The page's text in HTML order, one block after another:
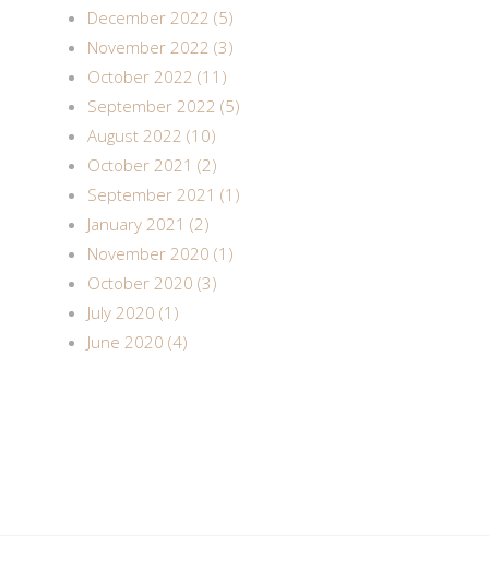
December 2022 (5)
November 2022 (3)
October 2022 (11)
September 2022 (5)
August 2022 (10)
October 2021 (2)
September 2021 (1)
January 2021 (2)
November 2020 (1)
October 2020 (3)
July 2020 (1)
June 2020 (4)